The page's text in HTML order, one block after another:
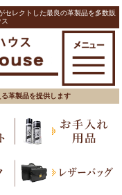
セレクトした最良の革製品を多数販
革製品を提供します